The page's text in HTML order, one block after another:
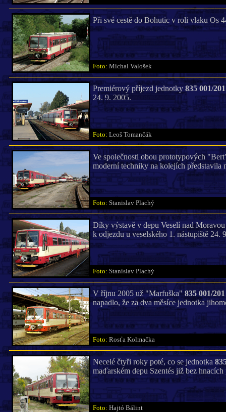
Při své cestě do Bohutic v roli vlaku Os
Foto: Michal Valošek
Premiérový příjezd jednotky 835 001/201
24. 9. 2005.
Foto: Leoš Tomančák
Ve společnosti obou prototypových
moderní techniky na kolejích představila
Foto: Stanislav Plachý
Díky výstavě v depu Veselí nad
k odjezdu u veselského 1. nástupiště 24.
Foto: Stanislav Plachý
V říjnu 2005 už "Marfuška"835 001/201
napadlo, že za dva měsíce jednotka
Foto: Rosťa Kolmačka
Necelé čtyři roky poté, co se jednotka
maďarském depu Szentés již bez
Foto: Hajtó Bálint